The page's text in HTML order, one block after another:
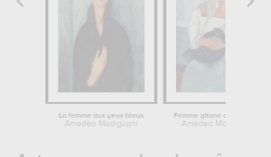
La femme aux yeux bleus
Amedeo Modigliani
Femme gitane avec enfant
Amedeo Modigliani